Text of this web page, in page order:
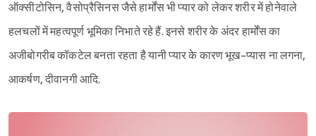
ऑक्सीटोसिन, वैसोप्रैसिनस जैसे हार्मोंस भी प्यार को लेकर शरीर में होनेवाले
हलचलों में महत्वपूर्ण भूमिका निभाते रहे हैं. इनसे शरीर के अंदर हार्मोंस का
अजीबोगरीब कॉकटेल बनता रहता है यानी प्यार के कारण भूख-प्यास ना लगना,
आकर्षण, दीवानगी आदि.